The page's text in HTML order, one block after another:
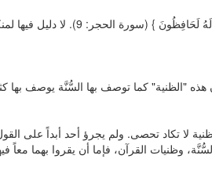
ومن هذا يتضح أن الآية الحكيمة: { إِنَّا نَحْنُ
هذه "الظنية" كما توصف بها السُّنَّة يوصف بها
لا تكاد تحصى. ولم يجرؤ أحد أبداً على
وظنيات القرآن، فإما أن يقروا بهما معاً